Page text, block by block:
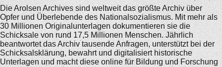
Die Arolsen Archives sind weltweit das größte Archiv über
Opfer und Überlebende des Nationalsozialismus. Mit mehr als
30 Millionen Originalunterlagen dokumentieren sie die
Schicksale von rund 17,5 Millionen Menschen. Jährlich
beantwortet das Archiv tausende Anfragen, unterstützt bei der
Schicksalsklärung, bewahrt und digitalisiert historische
Unterlagen und macht diese online für Bildung und Forschung